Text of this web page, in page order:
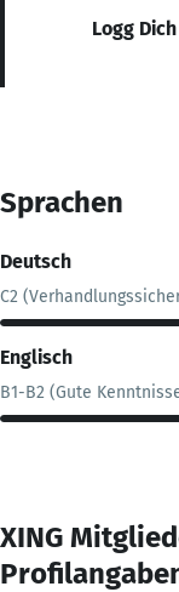
Logg
Sprachen
Deutsch
C2
Englisch
B1-B2 (Gute
XING